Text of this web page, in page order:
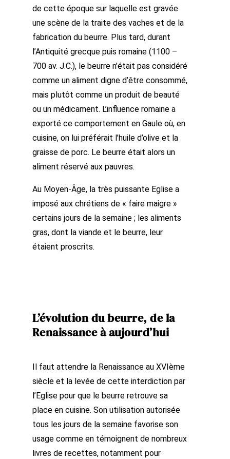
de cette époque sur laquelle est gravée
une scène de la traite des vaches et de la
fabrication du beurre. Plus tard, durant
l’Antiquité grecque puis romaine (1100 –
700 av. J.C.), le beurre n’était pas considéré
comme un aliment digne d’être consommé,
mais plutôt comme un produit de beauté
ou un médicament. L’influence romaine a
exporté ce comportement en Gaule où, en
cuisine, on lui préférait l’huile d’olive et la
graisse de porc. Le beurre était alors un
aliment réservé aux pauvres.
Au Moyen-Âge, la très puissante Eglise a
imposé aux chrétiens de « faire maigre »
certains jours de la semaine ; les aliments
gras, dont la viande et le beurre, leur
étaient proscrits.
L’évolution du beurre, de la
Renaissance à aujourd’hui
Il faut attendre la Renaissance au XVIème
siècle et la levée de cette interdiction par
l’Eglise pour que le beurre retrouve sa
place en cuisine. Son utilisation autorisée
tous les jours de la semaine favorise son
usage comme en témoignent de nombreux
livres de recettes, notamment pour